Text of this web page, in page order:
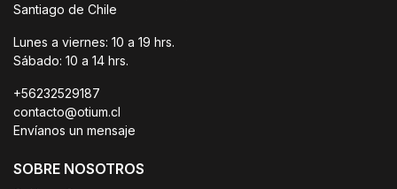
Santiago de Chile
Lunes a viernes: 10 a 19 hrs.
Sábado: 10 a 14 hrs.
+56232529187
contacto@otium.cl
Envíanos un mensaje
SOBRE NOSOTROS